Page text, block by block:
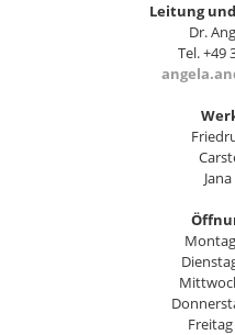
Leitung
Dr.
Tel. +49